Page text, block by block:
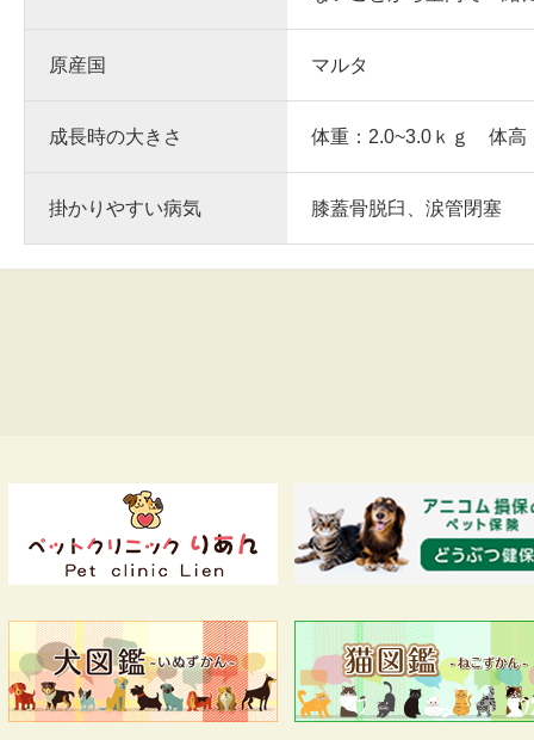
原産国 マルタ
成長時の大きさ 体重：2.0~3.0ｋｇ 体高
掛かりやすい病気 膝蓋骨脱臼、涙管閉塞